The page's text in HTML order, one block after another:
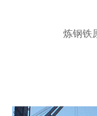
炼钢铁